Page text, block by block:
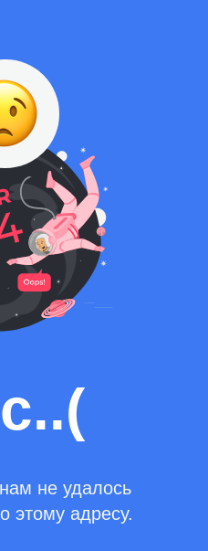
не удалось
этому адресу.